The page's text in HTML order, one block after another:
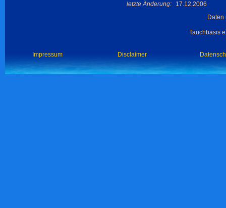
letzte Änderung:
17.12.2006
Tauchbasis
Impressum Disclaimer